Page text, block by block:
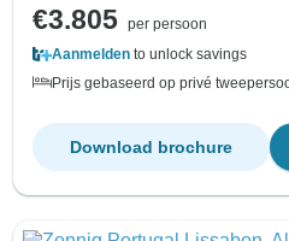
€3.805 per persoon
Aanmelden to unlock savings
Prijs gebaseerd op privé
Download brochure